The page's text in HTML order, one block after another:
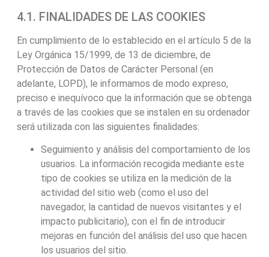
4.1. FINALIDADES DE LAS COOKIES
En cumplimiento de lo establecido en el artículo 5 de la
Ley Orgánica 15/1999, de 13 de diciembre, de
Protección de Datos de Carácter Personal (en
adelante, LOPD), le informamos de modo expreso,
preciso e inequívoco que la información que se obtenga
a través de las cookies que se instalen en su ordenador
será utilizada con las siguientes finalidades:
Seguimiento y análisis del comportamiento de los
usuarios. La información recogida mediante este
tipo de cookies se utiliza en la medición de la
actividad del sitio web (como el uso del
navegador, la cantidad de nuevos visitantes y el
impacto publicitario), con el fin de introducir
mejoras en función del análisis del uso que hacen
los usuarios del sitio.